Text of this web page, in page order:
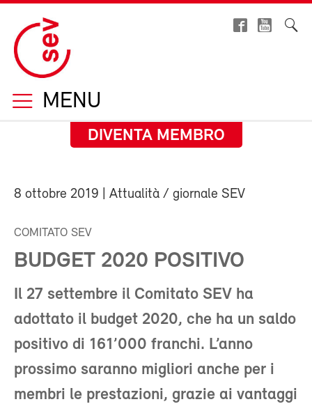
MENU
DIVENTA MEMBRO
8 ottobre 2019 | Attualità / giornale SEV
COMITATO SEV
BUDGET 2020 POSITIVO
Il 27 settembre il Comitato SEV ha
adottato il budget 2020, che ha un saldo
positivo di 161’000 franchi. L’anno
prossimo saranno migliori anche per i
membri le prestazioni, grazie ai vantaggi